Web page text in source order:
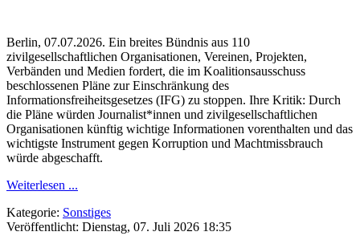
Berlin, 07.07.2026. Ein breites Bündnis aus 110
zivilgesellschaftlichen Organisationen, Vereinen, Projekten,
Verbänden und Medien fordert, die im Koalitionsausschuss
beschlossenen Pläne zur Einschränkung des
Informationsfreiheitsgesetzes (IFG) zu stoppen. Ihre Kritik: Durch
die Pläne würden Journalist*innen und zivilgesellschaftlichen
Organisationen künftig wichtige Informationen vorenthalten und das
wichtigste Instrument gegen Korruption und Machtmissbrauch
würde abgeschafft.
Weiterlesen ...
Kategorie: Sonstiges
Veröffentlicht: Dienstag, 07. Juli 2026 18:35